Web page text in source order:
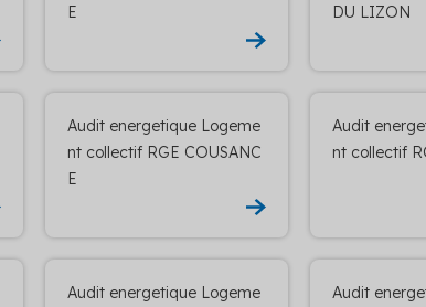
E
DU LIZON
Audit energetique Logeme
nt collectif RGE COUSANC
E
Audit
nt collectif
Audit energetique Logeme
Audit